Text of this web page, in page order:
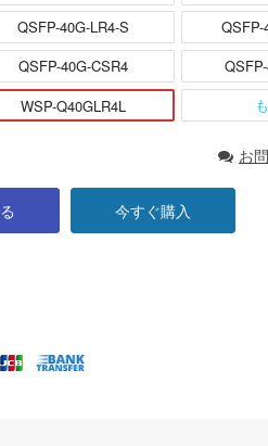
QSFP-40G-LR4-S
QSFP-
QSFP-40G-CSR4
WSP-Q40GLR4L
お
今すぐ購入